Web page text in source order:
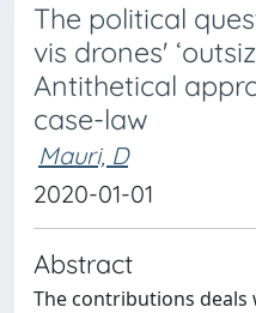
The political
vis drones'
Antithetical
case-law
Mauri, D
2020-01-01
Abstract
The contributions